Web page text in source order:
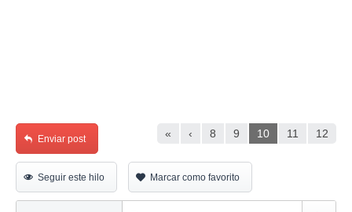
« ‹ 8 9 10 11 12
Enviar post
Seguir este hilo Marcar como favorito